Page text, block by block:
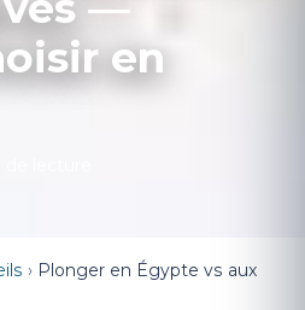
en
› Plonger en Égypte vs aux